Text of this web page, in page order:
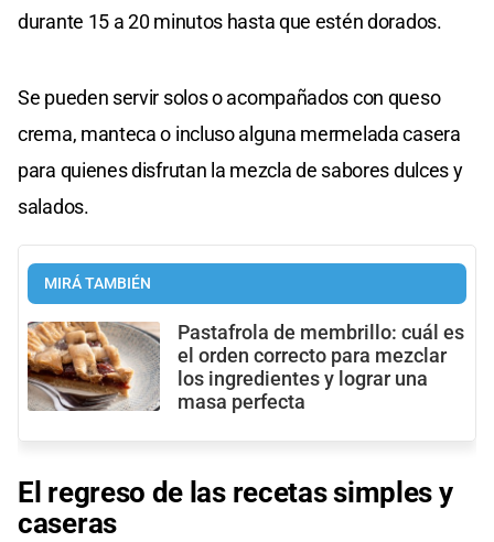
durante 15 a 20 minutos hasta que estén dorados.
Se pueden servir solos o acompañados con queso
crema, manteca o incluso alguna mermelada casera
para quienes disfrutan la mezcla de sabores dulces y
salados.
MIRÁ TAMBIÉN
Pastafrola de membrillo: cuál es
el orden correcto para mezclar
los ingredientes y lograr una
masa perfecta
El regreso de las recetas simples y
caseras